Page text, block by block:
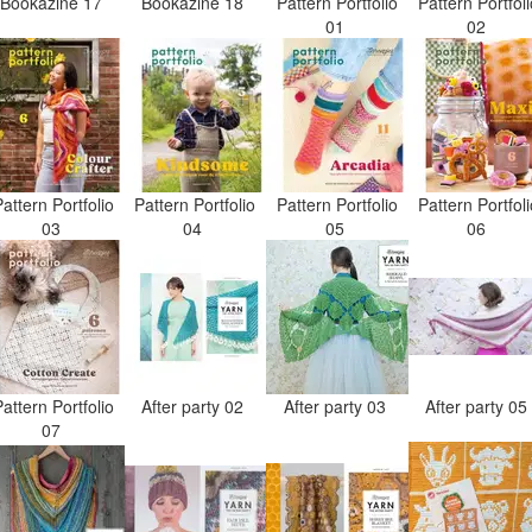
01
02
Portfolio
03
Pattern Portfolio
04
Pattern Portfolio
05
Pattern
06
Portfolio
07
After party 02 After party 03 After party 05